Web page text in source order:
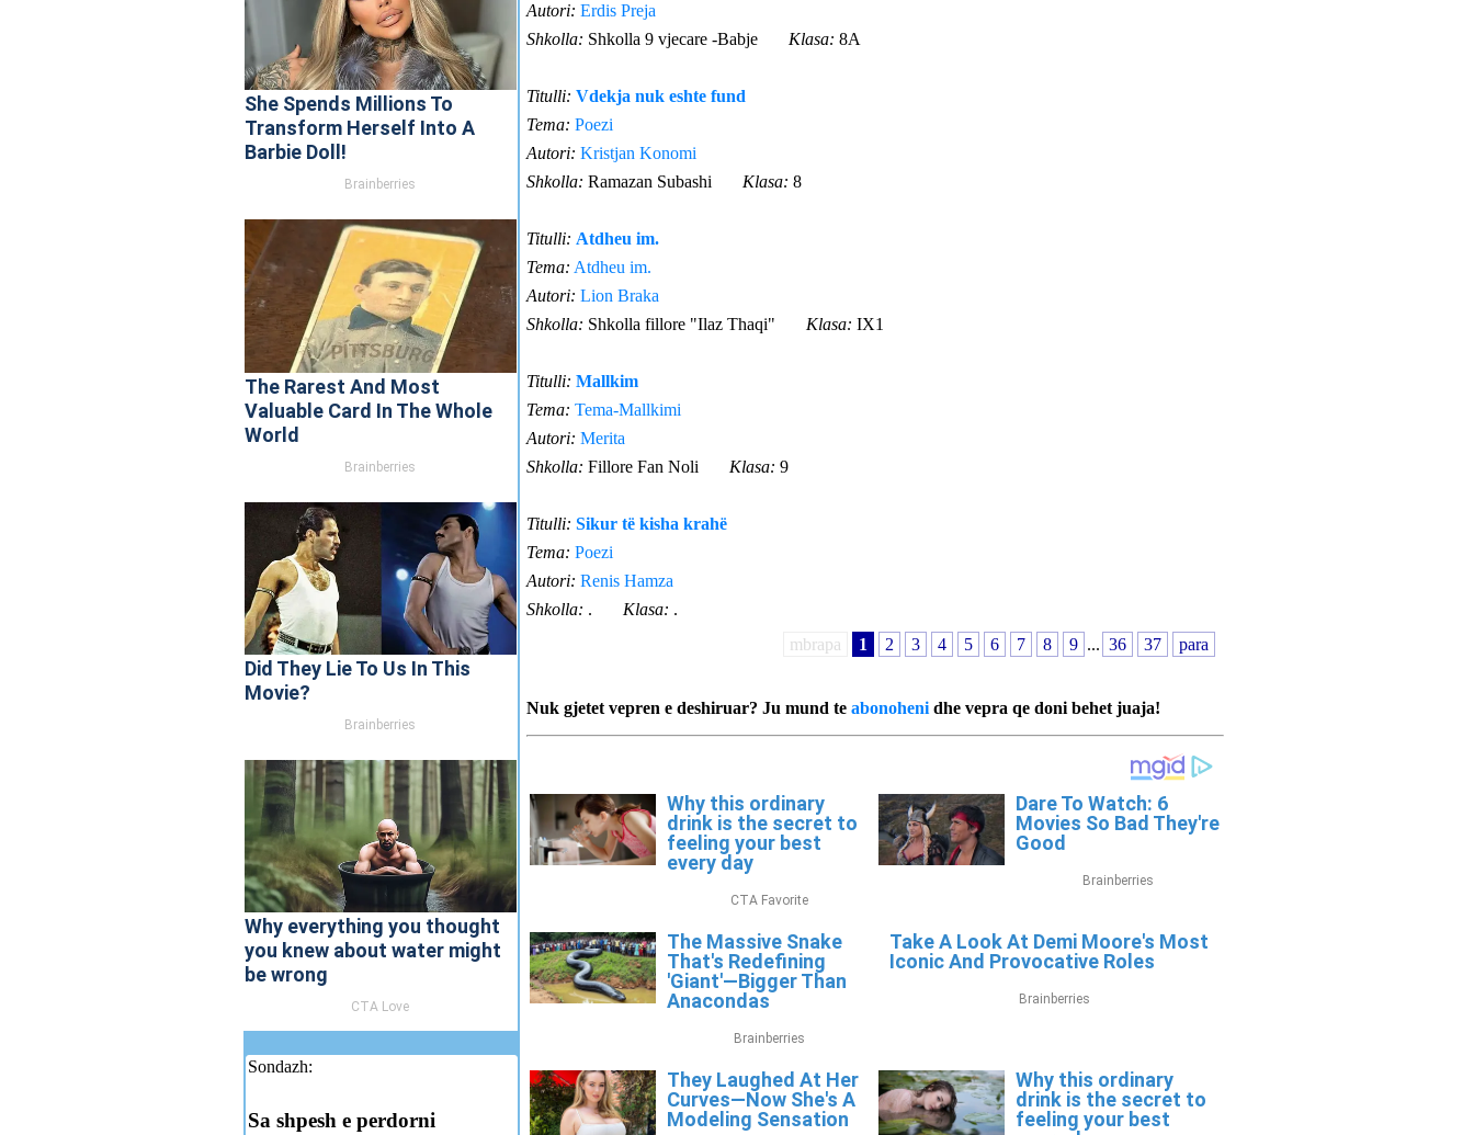
Sondazh:
Sa shpesh e perdorni
Autori: Erdis Preja
Shkolla: Shkolla 9 vjecare -Babje Klasa: 8A
Titulli: Vdekja nuk eshte fund
Tema: Poezi
Autori: Kristjan Konomi
Shkolla: Ramazan Subashi Klasa: 8
Titulli: Atdheu im.
Tema: Atdheu im.
Autori: Lion Braka
Shkolla: Shkolla fillore "Ilaz Thaqi" Klasa: IX1
Titulli: Mallkim
Tema: Tema-Mallkimi
Autori: Merita
Shkolla: Fillore Fan Noli Klasa: 9
Titulli: Sikur të kisha krahë
Tema: Poezi
Autori: Renis Hamza
Shkolla: . Klasa: .
mbrapa
1 2 3 4 5 6 7 8 9 ... 36 37 para
Nuk gjetet vepren e deshiruar? Ju mund te abonoheni dhe vepra qe doni behet juaja!